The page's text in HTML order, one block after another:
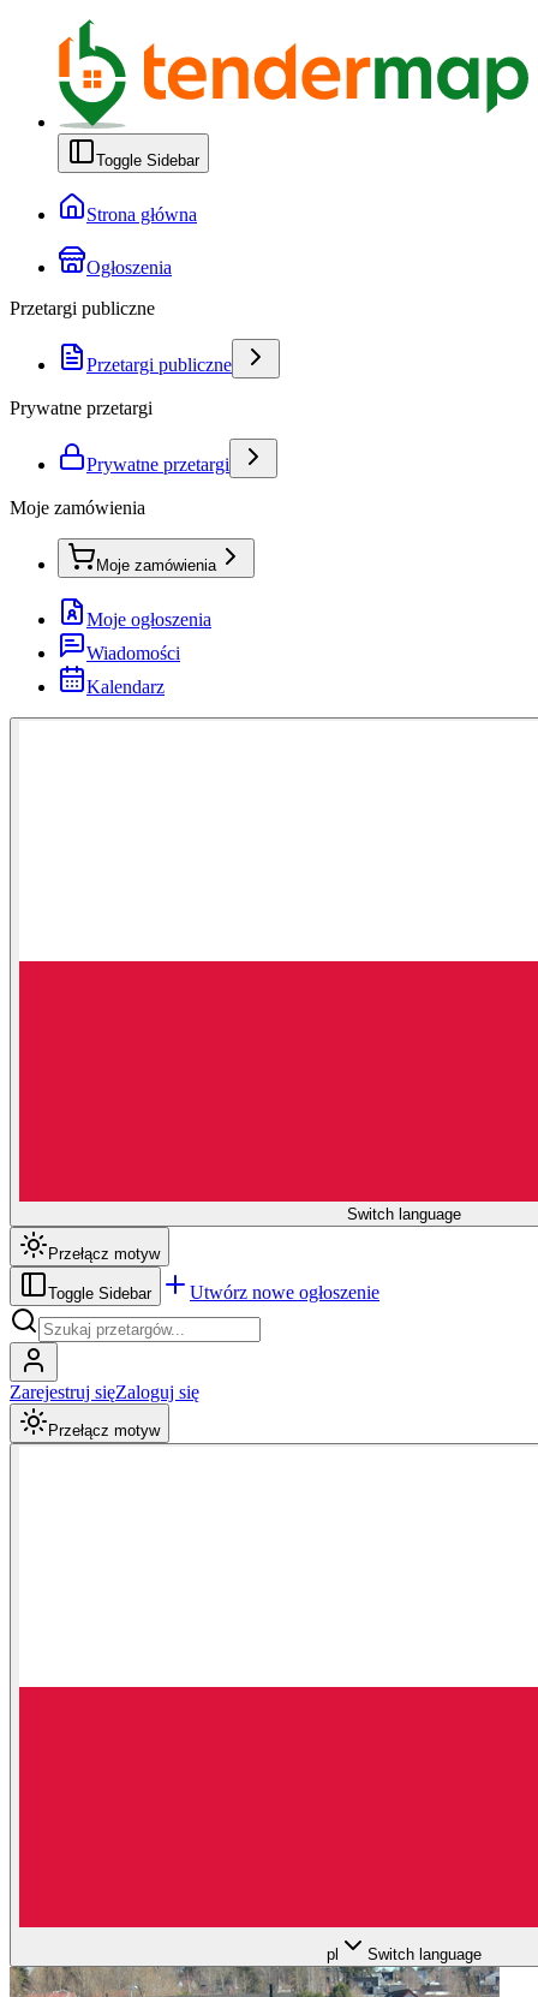
Toggle Sidebar
Strona główna
Ogłoszenia
Przetargi publiczne
Przetargi publiczne
Prywatne przetargi
Prywatne przetargi
Moje zamówienia
Moje zamówienia
Moje ogłoszenia
Wiadomości
Kalendarz
Switch language
Przełącz motyw
Toggle Sidebar Utwórz nowe ogłoszenie
Zarejestruj sięZaloguj się
Przełącz motyw
pl Switch language